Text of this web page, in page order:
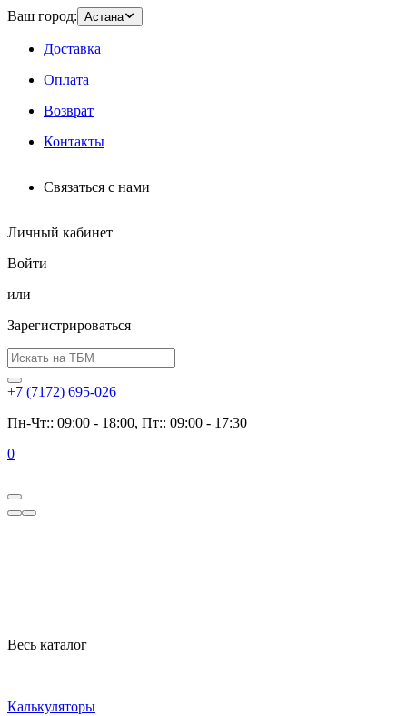
Ваш город: Астана
Доставка
Оплата
Возврат
Контакты
Связаться с нами
Личный кабинет
Войти
или
Зарегистрироваться
+7 (7172) 695-026
Пн-Чт:: 09:00 - 18:00, Пт:: 09:00 - 17:30
0
Весь каталог
Калькуляторы